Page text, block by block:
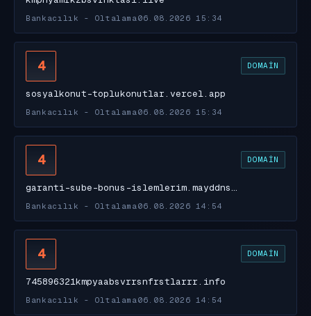
Bankacılık - Oltalama 06.08.2026 15:34
4 DOMAIN
sosyalkonut-toplukonutlar.vercel.app
Bankacılık - Oltalama 06.08.2026 15:34
4 DOMAIN
garanti-sube-bonus-islemlerim.mayddns…
Bankacılık - Oltalama 06.08.2026 14:54
4 DOMAIN
745896321kmpyaabsvrrsnfrstlarrr.info
Bankacılık - Oltalama 06.08.2026 14:54